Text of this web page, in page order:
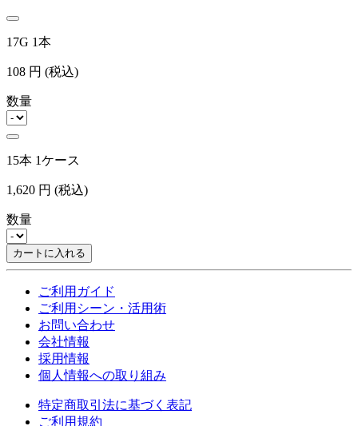
17G 1本
108 円 (税込)
数量
15本 1ケース
1,620 円 (税込)
数量
カートに入れる
ご利用ガイド
ご利用シーン・活用術
お問い合わせ
会社情報
採用情報
個人情報への取り組み
特定商取引法に基づく表記
ご利用規約